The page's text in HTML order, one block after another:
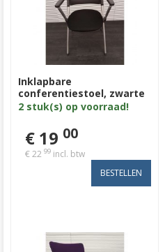
Inklapbare
conferentiestoel, zwarte
stof, kunststof rug en
armleuning, aluminium
2 stuk(s) op voorraad!
€ 19 00
€ 22 99incl. btw